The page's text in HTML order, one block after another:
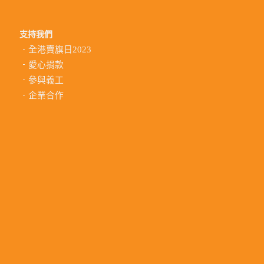
支持我們
全港賣旗日2023
愛心捐款
參與義工
企業合作